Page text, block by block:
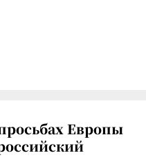
Европы